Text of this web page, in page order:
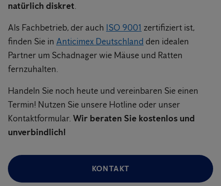
natürlich diskret.
Als Fachbetrieb, der auch ISO 9001 zertifiziert ist,
finden Sie in Anticimex Deutschland den idealen
Partner um Schadnager wie Mäuse und Ratten
fernzuhalten.
Handeln Sie noch heute und vereinbaren Sie einen
Termin! Nutzen Sie unsere Hotline oder unser
Kontaktformular. Wir beraten Sie kostenlos und
unverbindlich!
KONTAKT